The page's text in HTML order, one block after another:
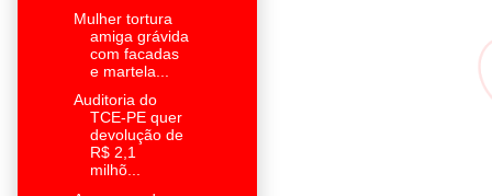
Mulher tortura
amiga grávida
com facadas
e martela...
Auditoria do
TCE-PE quer
devolução de
R$ 2,1
milhõ...